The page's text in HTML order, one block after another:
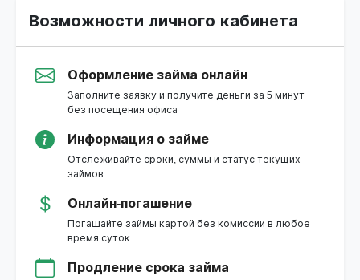
Возможности личного кабинета
Оформление займа онлайн
Заполните заявку и получите деньги за 5 минут
без посещения офиса
Информация о займе
Отслеживайте сроки, суммы и статус текущих
займов
Онлайн-погашение
Погашайте займы картой без комиссии в любое
время суток
Продление срока займа